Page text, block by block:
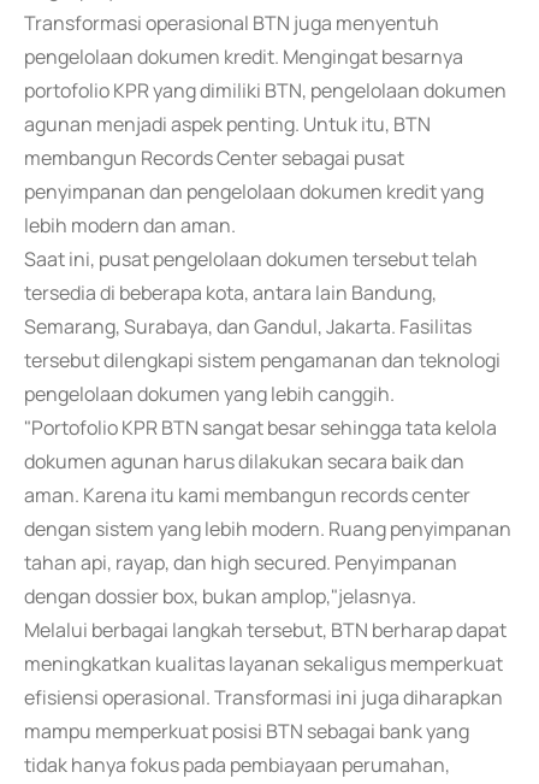
Transformasi operasional BTN juga menyentuh
pengelolaan dokumen kredit. Mengingat besarnya
portofolio KPR yang dimiliki BTN, pengelolaan dokumen
agunan menjadi aspek penting. Untuk itu, BTN
membangun Records Center sebagai pusat
penyimpanan dan pengelolaan dokumen kredit yang
lebih modern dan aman.
Saat ini, pusat pengelolaan dokumen tersebut telah
tersedia di beberapa kota, antara lain Bandung,
Semarang, Surabaya, dan Gandul, Jakarta. Fasilitas
tersebut dilengkapi sistem pengamanan dan teknologi
pengelolaan dokumen yang lebih canggih.
"Portofolio KPR BTN sangat besar sehingga tata kelola
dokumen agunan harus dilakukan secara baik dan
aman. Karena itu kami membangun records center
dengan sistem yang lebih modern. Ruang penyimpanan
tahan api, rayap, dan high secured. Penyimpanan
dengan dossier box, bukan amplop,"jelasnya.
Melalui berbagai langkah tersebut, BTN berharap dapat
meningkatkan kualitas layanan sekaligus memperkuat
efisiensi operasional. Transformasi ini juga diharapkan
mampu memperkuat posisi BTN sebagai bank yang
tidak hanya fokus pada pembiayaan perumahan,